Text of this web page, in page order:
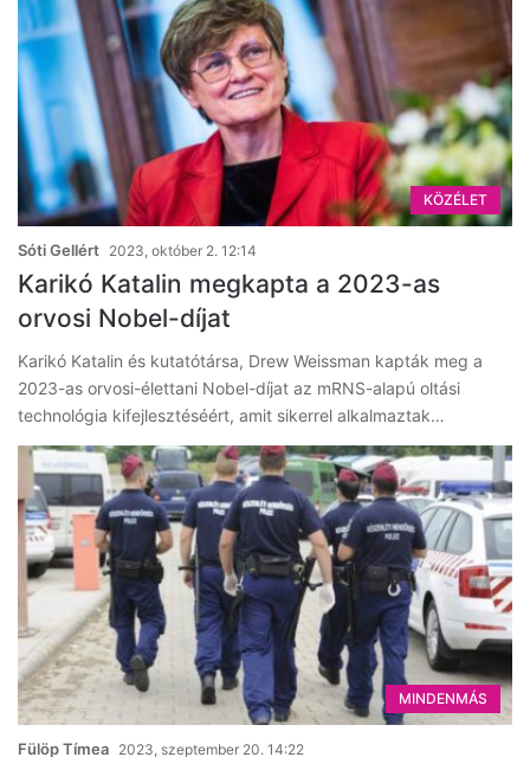
KÖZÉLET
Sóti Gellért 2023, október 2. 12:14
Karikó Katalin megkapta a 2023-as
orvosi Nobel-díjat
Karikó Katalin és kutatótársa, Drew Weissman kapták meg a
2023-as orvosi-élettani Nobel-díjat az mRNS-alapú oltási
technológia kifejlesztéséért, amit sikerrel alkalmaztak…
MINDENMÁS
Fülöp Tímea 2023, szeptember 20. 14:22